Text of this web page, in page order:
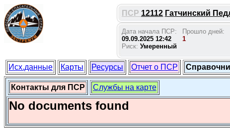
ПСР 12112 Гатчинский
Дата начала ПСР:
09.09.2025 12:42
Риск: Умеренный
Прошло дней:
1
Исх.данные Карты Ресурсы Отчет о ПСР
Контакты для ПСР Службы на карте
No documents found